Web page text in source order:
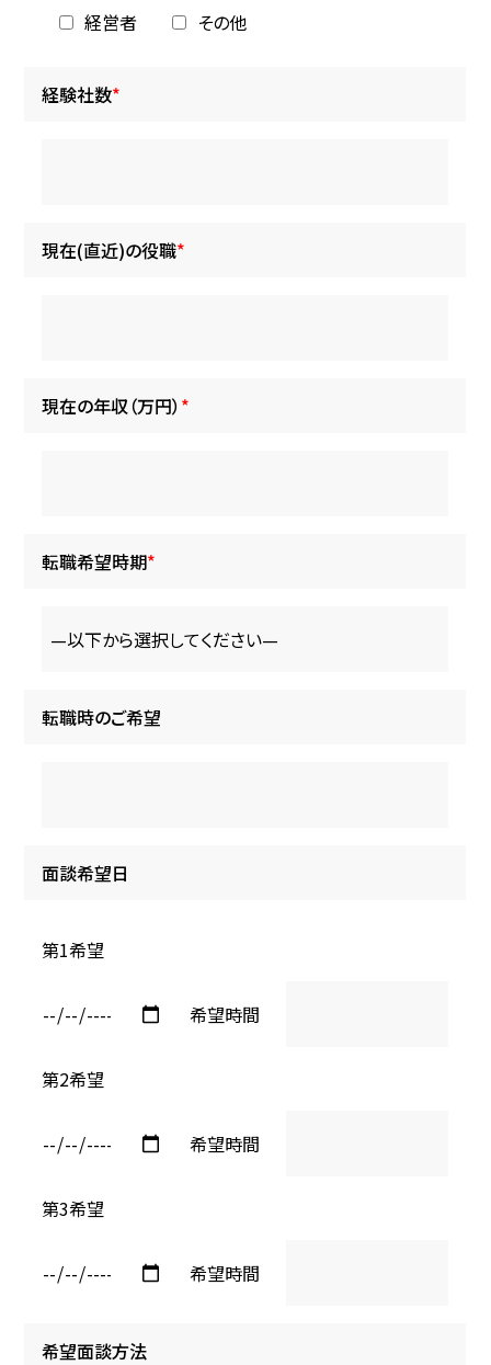
経営者 その他
経験社数*
現在(直近)の役職*
現在の年収（万円） *
転職希望時期*
転職時のご希望
面談希望日
第1希望
希望時間
第2希望
希望時間
第3希望
希望時間
希望面談方法